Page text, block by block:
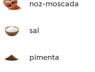
noz-moscada
sal
pimenta